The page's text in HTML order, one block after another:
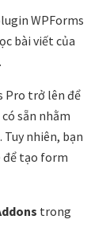
WPForms
bài viết của
Pro trở lên để
sẵn nhằm
nhiên, bạn
để tạo form
trong